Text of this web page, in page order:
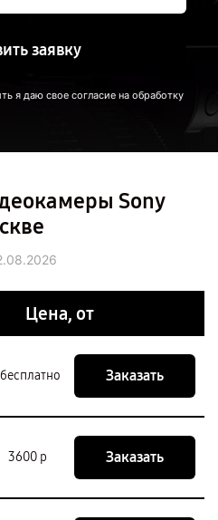
заявку
я даю свое согласие на обработку
Sony
Цена, от
бесплатно Заказать
3600 р Заказать